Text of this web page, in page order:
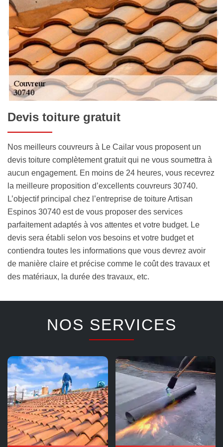
Devis toiture gratuit
Nos meilleurs couvreurs à Le Cailar vous proposent un
devis toiture complètement gratuit qui ne vous soumettra à
aucun engagement. En moins de 24 heures, vous recevrez
la meilleure proposition d’excellents couvreurs 30740.
L’objectif principal chez l’entreprise de toiture Artisan
Espinos 30740 est de vous proposer des services
parfaitement adaptés à vos attentes et votre budget. Le
devis sera établi selon vos besoins et votre budget et
contiendra toutes les informations que vous devrez avoir
de manière claire et précise comme le coût des travaux et
des matériaux, la durée des travaux, etc.
NOS SERVICES